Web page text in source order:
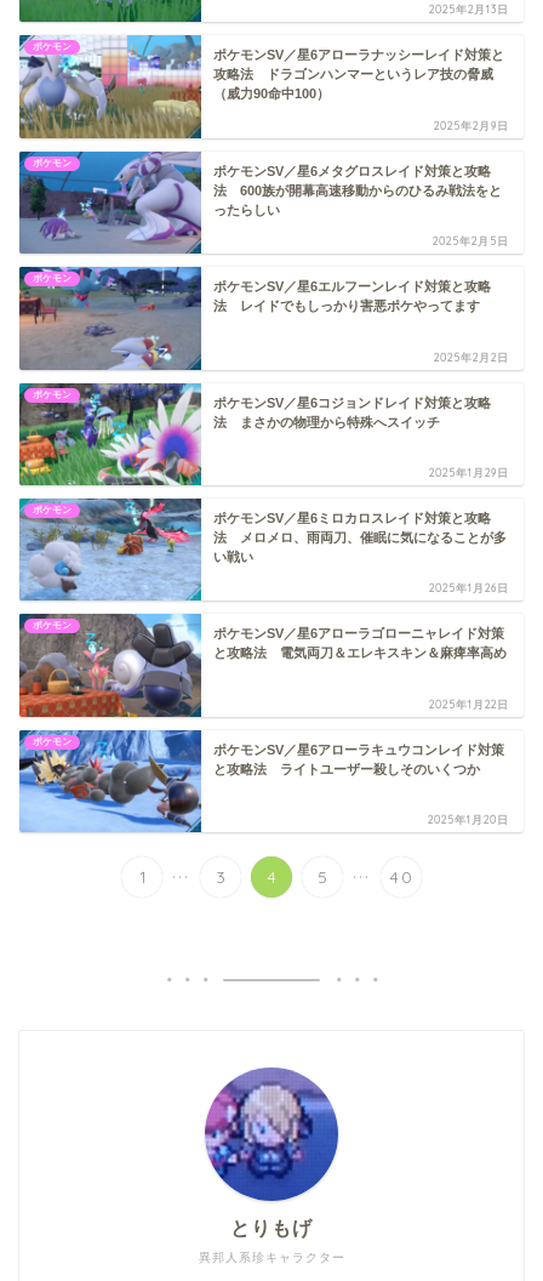
2025年2月13日
ポケモン
ポケモンSV／星6アローラナッシーレイド対策と
攻略法 ドラゴンハンマーというレア技の脅威
（威力90命中100）
2025年2月9日
ポケモン
ポケモンSV／星6メタグロスレイド対策と攻略
法 600族が開幕高速移動からのひるみ戦法をと
ったらしい
2025年2月5日
ポケモン
ポケモンSV／星6エルフーンレイド対策と攻略
法 レイドでもしっかり害悪ポケやってます
2025年2月2日
ポケモン
ポケモンSV／星6コジョンドレイド対策と攻略
法 まさかの物理から特殊へスイッチ
2025年1月29日
ポケモン
ポケモンSV／星6ミロカロスレイド対策と攻略
法 メロメロ、雨両刀、催眠に気になることが多
い戦い
2025年1月26日
ポケモン
ポケモンSV／星6アローラゴローニャレイド対策
と攻略法 電気両刀＆エレキスキン＆麻痺率高め
2025年1月22日
ポケモン
ポケモンSV／星6アローラキュウコンレイド対策
と攻略法 ライトユーザー殺しそのいくつか
2025年1月20日
1 ... 3 4 5 ... 40
異邦人系珍キャラクター
とりもげ